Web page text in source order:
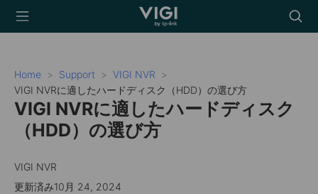
TP-Link, Reliably
icon
Home Support
VIGI NVR
VIGI NVRに適したハードディスク（HDD）の選び方
VIGI NVRに適したハードディスク
（HDD）の選び方
VIGI NVR
更新済み10月 24, 2024